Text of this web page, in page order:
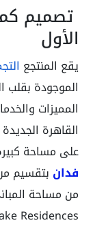
تصميم
الأول
يقع المنتجع
الموجودة بقلب
المميزات
القاهرة
على مساحة
فدان
من مساحة
Residences.